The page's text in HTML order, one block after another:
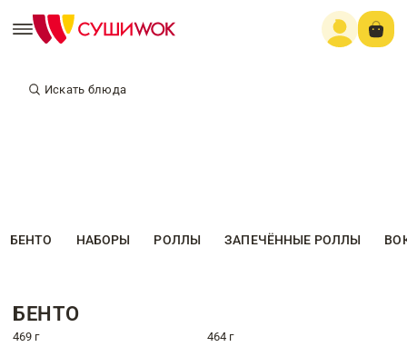
Искать блюда
БЕНТО НАБОРЫ РОЛЛЫ ЗАПЕЧЁННЫЕ РОЛЛЫ
БЕНТО
469 г 464 г